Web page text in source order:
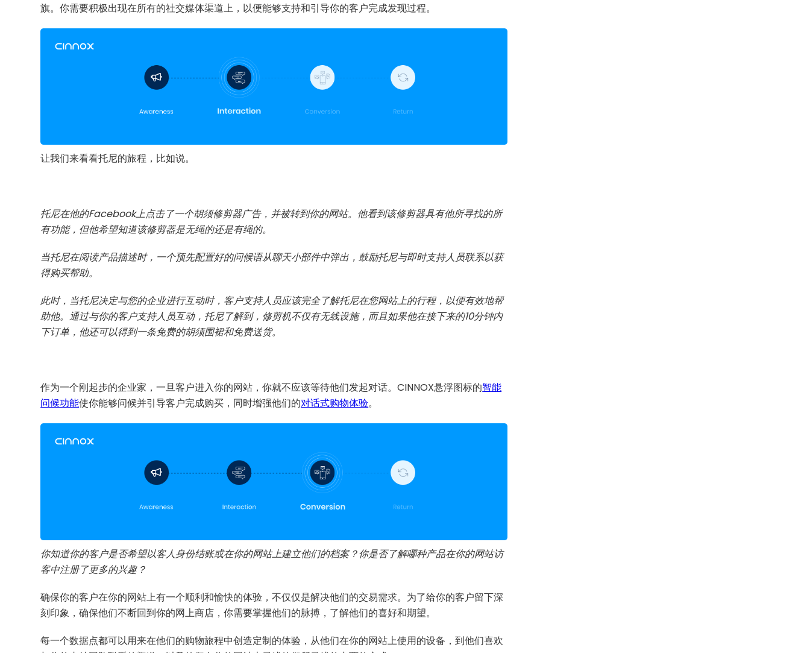
旗。你需要积极出现在所有的社交媒体渠道上，以便能够支持和引导你的客户完成发现过程。
让我们来看看托尼的旅程，比如说。
托尼在他的Facebook上点击了一个胡须修剪器广告，并被转到你的网站。他看到该修剪器具有他所寻找的所
有功能，但他希望知道该修剪器是无绳的还是有绳的。
当托尼在阅读产品描述时，一个预先配置好的问候语从聊天小部件中弹出，鼓励托尼与即时支持人员联系以获
得购买帮助。
此时，当托尼决定与您的企业进行互动时，客户支持人员应该完全了解托尼在您网站上的行程，以便有效地帮
助他。通过与你的客户支持人员互动，托尼了解到，修剪机不仅有无线设施，而且如果他在接下来的10分钟内
下订单，他还可以得到一条免费的胡须围裙和免费送货。
作为一个刚起步的企业家，一旦客户进入你的网站，你就不应该等待他们发起对话。CINNOX悬浮图标的智能
问候功能使你能够问候并引导客户完成购买，同时增强他们的对话式购物体验。
你知道你的客户是否希望以客人身份结账或在你的网站上建立他们的档案？你是否了解哪种产品在你的网站访
客中注册了更多的兴趣？
确保你的客户在你的网站上有一个顺利和愉快的体验，不仅仅是解决他们的交易需求。为了给你的客户留下深
刻印象，确保他们不断回到你的网上商店，你需要掌握他们的脉搏，了解他们的喜好和期望。
每一个数据点都可以用来在他们的购物旅程中创造定制的体验，从他们在你的网站上使用的设备，到他们喜欢